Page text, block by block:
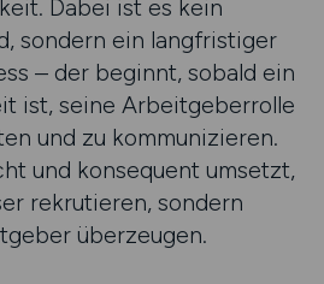
Dabei ist es kein
sondern ein langfristiger
– der beginnt, sobald ein
ist, seine Arbeitgeberrolle
und zu kommunizieren.
und konsequent umsetzt,
rekrutieren, sondern
überzeugen.